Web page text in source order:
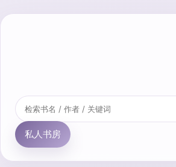
私人书房